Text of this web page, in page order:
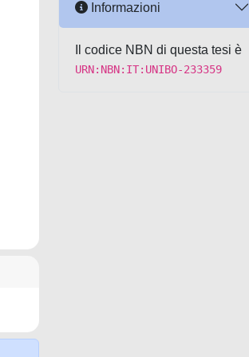
Informazioni
Il codice NBN di questa tesi è
URN:NBN:IT:UNIBO-233359